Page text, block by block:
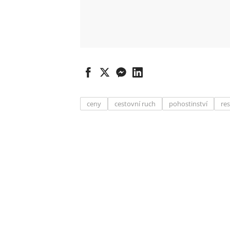
ceny cestovní ruch pohostinství